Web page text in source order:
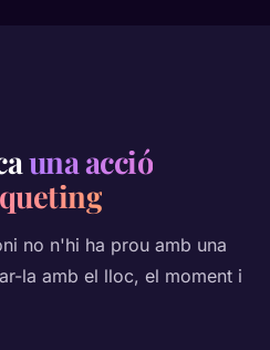
una acció
no n'hi ha prou amb una
la amb el lloc, el moment i